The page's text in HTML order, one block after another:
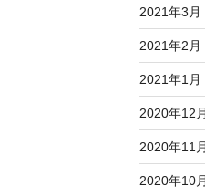
2021年3月
2021年2月
2021年1月
2020年12
2020年11
2020年10